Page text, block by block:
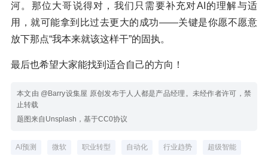
河。那位大哥说得对，我们只需要补充对AI的理解与适
用，就可能拿到比过去更大的成功——关键是你愿不愿意
放下那点“我本来就该这样干”的固执。
最后也希望大家能找到适合自己的方向！
本文由 @Barry设集屋 原创发布于人人都是产品经理。未经作者许可，禁
止转载
题图来自Unsplash，基于CC0协议
AI预测 微软 职业转型 自动化 行业趋势 超级智能